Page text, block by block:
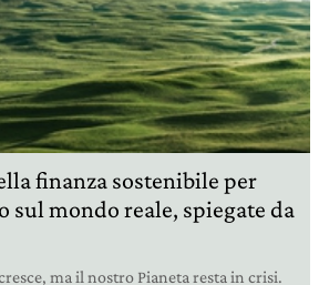
finanza sostenibile per
sul mondo reale, spiegate da
ma il nostro Pianeta resta in crisi.